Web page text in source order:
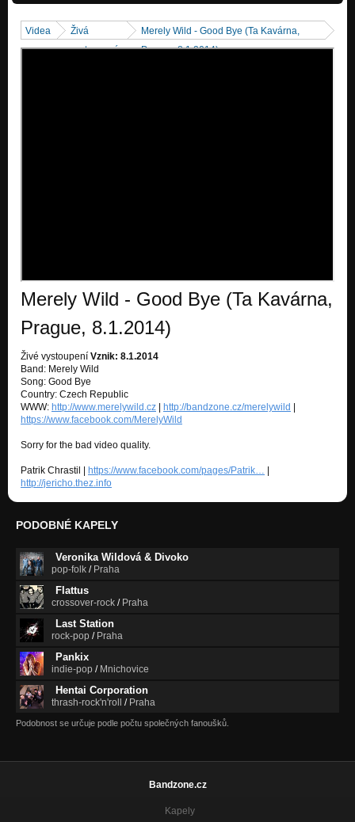
01. Secret
03. I don't mind
Královna
Nezařazeno
See U Close
Nezařazeno
Nezařazeno
Tell Me
Nezařazeno
Tears Being Away
Nezařazeno
Videa
Živá
vystoupení
Merely Wild - Good Bye (Ta Kavárna,
Prague, 8.1.2014)
Merely Wild - Good Bye (Ta Kavárna,
Prague, 8.1.2014)
Živé vystoupení Vznik: 8.1.2014
Band: Merely Wild
Song: Good Bye
Country: Czech Republic
WWW: http://www.merelywild.cz http://bandzone.cz/merelywild
https://www.facebook.com/MerelyWild
Sorry for the bad video quality.
Patrik Chrastil | https://www.facebook.com/pages/Patrik…
http://jericho.thez.info
PODOBNÉ KAPELY
Veronika Wildová & Divoko
pop-folk / Praha
Flattus
crossover-rock / Praha
Last Station
rock-pop / Praha
Pankix
indie-pop / Mnichovice
Hentai Corporation
thrash-rock'n'roll / Praha
Podobnost se určuje podle počtu společných fanoušků.
Bandzone.cz
Kapely